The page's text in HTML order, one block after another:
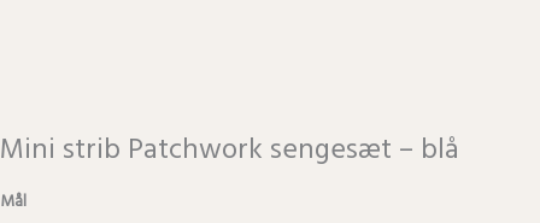
Mini strib Patchwork sengesæt – blå
Mål